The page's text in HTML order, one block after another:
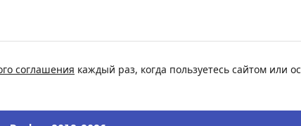
соглашения каждый раз, когда пользуетесь сайтом или